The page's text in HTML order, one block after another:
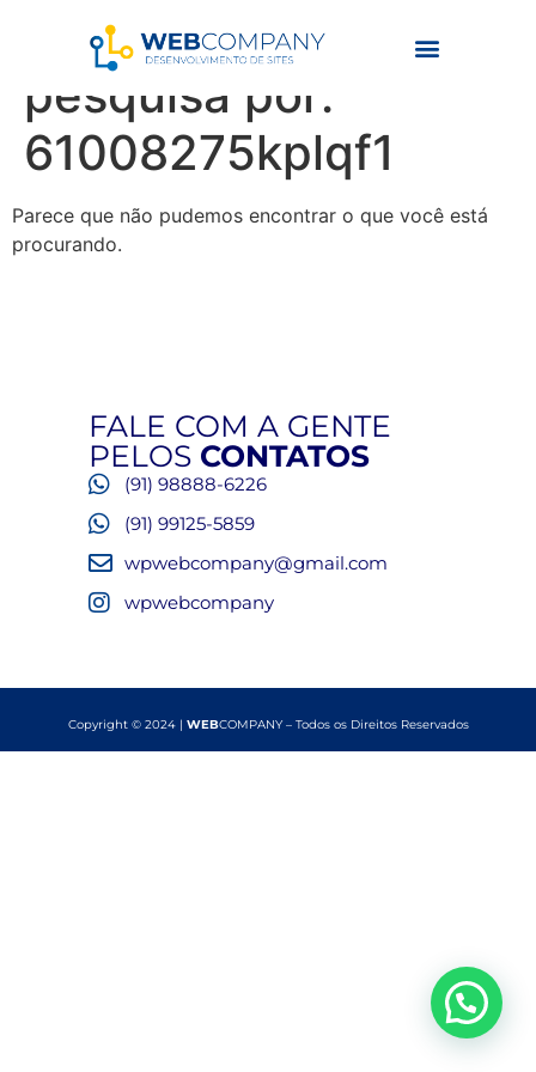
Resultados da
pesquisa por:
61008275kplqf1
Parece que não pudemos encontrar o que você está
procurando.
FALE COM A GENTE
PELOS CONTATOS
(91) 98888-6226
(91) 99125-5859
wpwebcompany@gmail.com
wpwebcompany
Copyright © 2024 | WEBCOMPANY – Todos os Direitos Reservados